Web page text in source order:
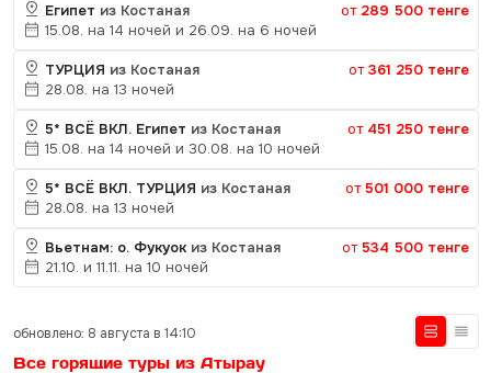
Египет из Костаная от 289 500 тенге
15.08. на 14 ночей и 26.09. на 6 ночей
ТУРЦИЯ из Костаная от361 250 тенге
28.08. на 13 ночей
5* ВСЁ ВКЛ. Египет из Костаная от 451 250 тенге
15.08. на 14 ночей и 30.08. на 10 ночей
5* ВСЁ ВКЛ. ТУРЦИЯ из Костаная от501 000 тенге
28.08. на 13 ночей
Вьетнам: о. Фукуок из Костаная от534 500 тенге
21.10. и 11.11. на 10 ночей
Все горящие туры из Атырау
обновлено: 8 августа в 14:10